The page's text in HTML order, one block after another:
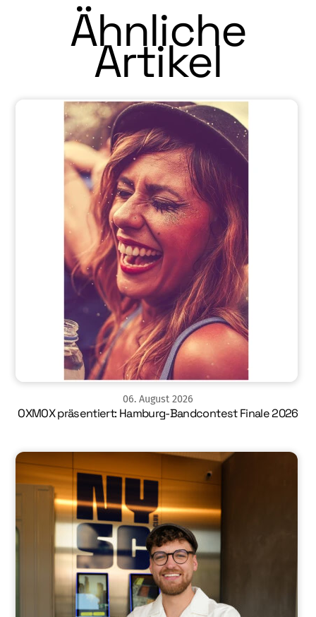
Ähnliche
Artikel
06. August 2026
OXMOX präsentiert: Hamburg-Bandcontest Finale 2026